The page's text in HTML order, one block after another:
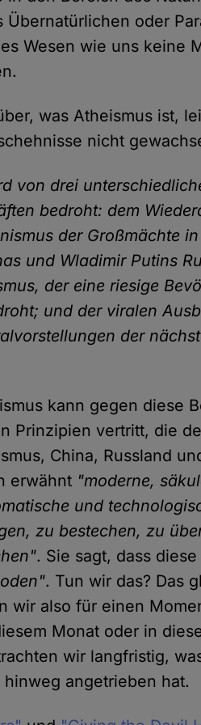
oder
Wesen wie uns keine
was Atheismus ist,
nicht
von drei
bedroht: dem
der Großmächte
und Wladimir Putins
der eine riesige
und der viralen
der
kann gegen diese
Prinzipien vertritt, die
China, Russland
erwähnt "moderne,
und
zu bestechen, zu
. Sie sagt, dass
. Tun wir das? Das
wir also für einen
Monat oder in
wir langfristig,
angetrieben hat.